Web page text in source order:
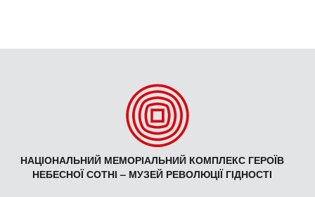
НАЦІОНАЛЬНИЙ МЕМОРІАЛЬНИЙ КОМПЛЕКС ГЕРОЇВ
НЕБЕСНОЇ СОТНІ – МУЗЕЙ РЕВОЛЮЦІЇ ГІДНОСТІ